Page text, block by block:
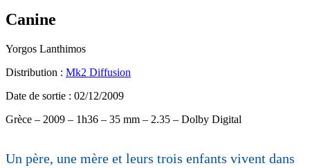
Canine
Yorgos Lanthimos
Distribution : Mk2 Diffusion
Date de sortie : 02/12/2009
Grèce – 2009 – 1h36 – 35 mm – 2.35 – Dolby Digital
Un père, une mère et leurs trois enfants vivent dans